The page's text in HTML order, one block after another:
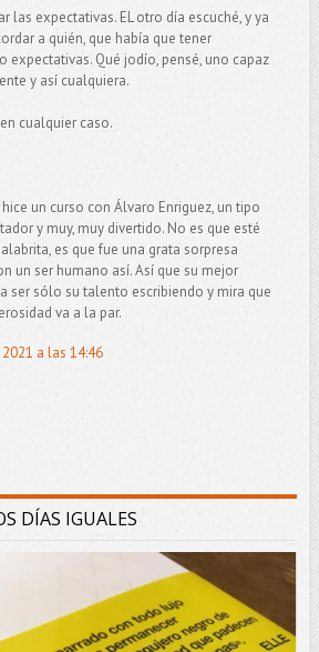
las expectativas. EL otro día escuché, y ya
a quién, que había que tener
expectativas. Qué jodío, pensé, uno capaz
y así cualquiera.
cualquier caso.
hice un curso con Álvaro Enriguez, un tipo
y muy, muy divertido. No es que esté
es que fue una grata sorpresa
un ser humano así. Así que su mejor
ser sólo su talento escribiendo y mira que
va a la par.
a las 14:46
DÍAS IGUALES